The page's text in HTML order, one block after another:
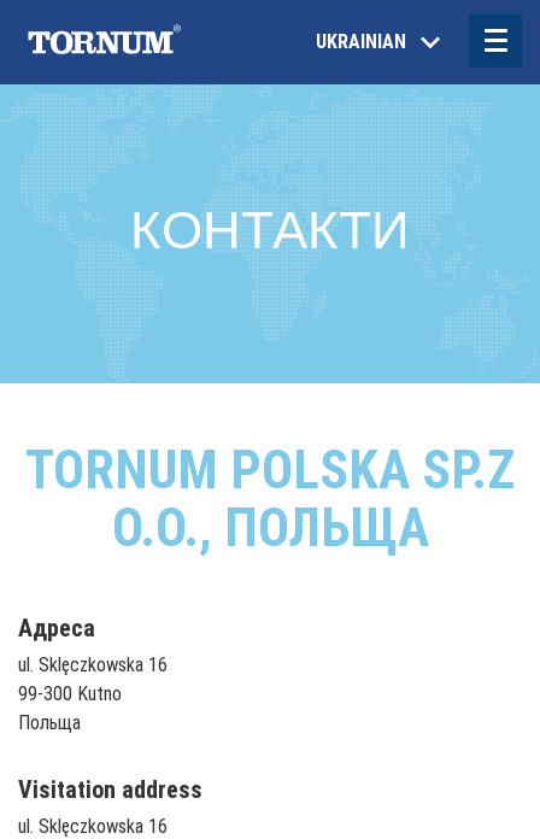
UKRAINIAN
КОНТАКТИ
TORNUM POLSKA SP.Z
O.O., ПОЛЬЩА
Адреса
ul. Sklęczkowska 16
99-300 Kutno
Польща
Visitation address
ul. Sklęczkowska 16